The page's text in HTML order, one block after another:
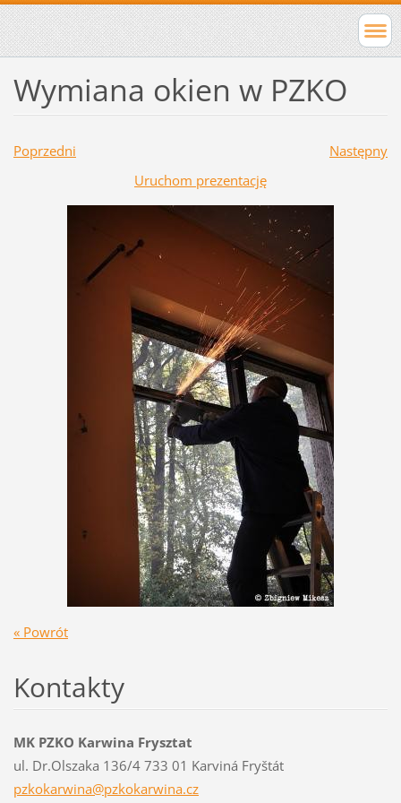
Wymiana okien w PZKO
Poprzedni
Następny
Uruchom prezentację
« Powrót
Kontakty
MK PZKO Karwina Frysztat
ul. Dr.Olszaka 136/4 733 01 Karviná Fryštát
pzkokarwina@pzkokarwina.cz